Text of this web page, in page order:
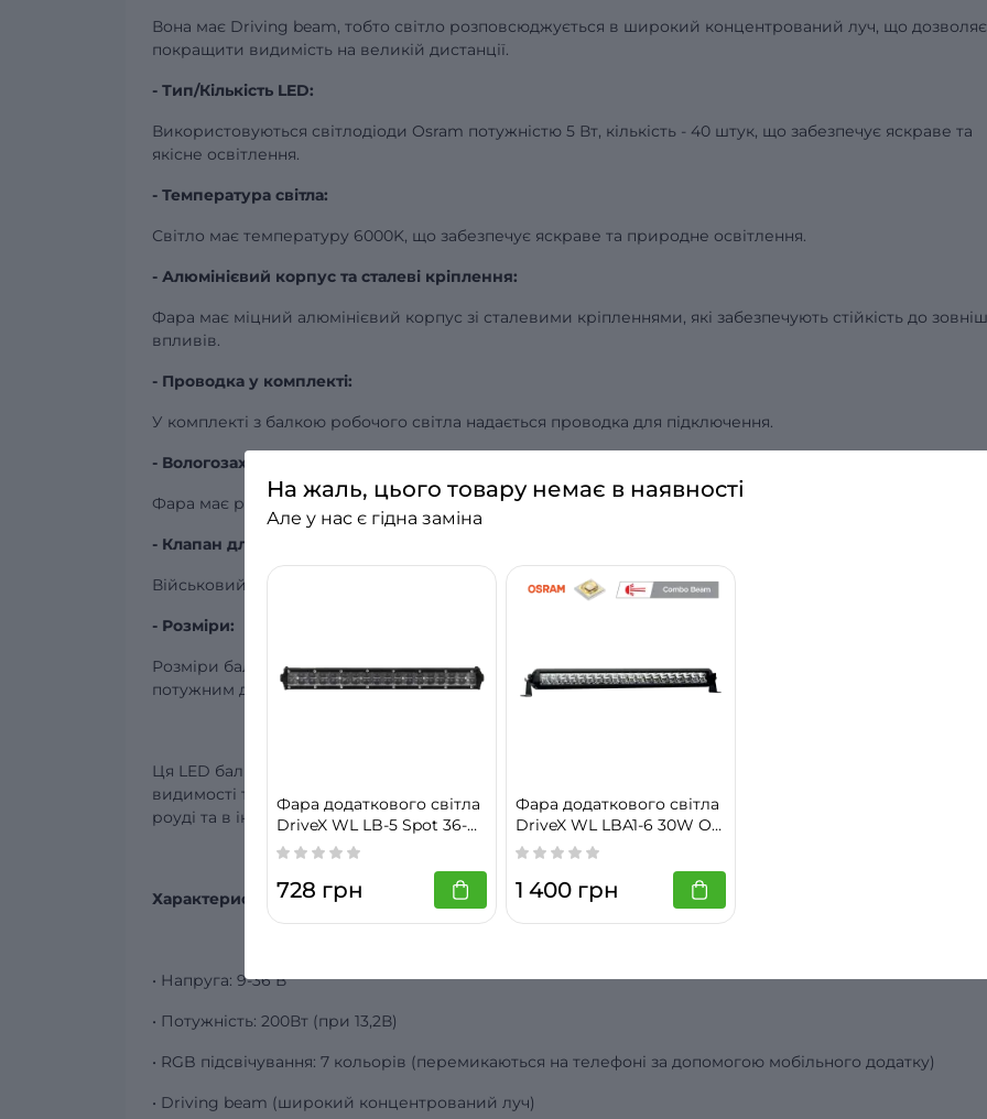
Вона має Driving beam, тобто світло розповсюджується в широкий концентрований луч, що дозволяє
покращити видимість на великій дистанції.
- Тип/Кількість LED:
Використовуються світлодіоди Osram потужністю 5 Вт, кількість - 40 штук, що забезпечує яскраве та
якісне освітлення.
- Температура світла:
Світло має температуру 6000K, що забезпечує яскраве та природне освітлення.
- Алюмінієвий корпус та сталеві кріплення:
Фара має міцний алюмінієвий корпус зі сталевими кріпленнями, які забезпечують стійкість до
впливів.
- Проводка у комплекті:
У комплекті з балкою робочого світла надається проводка для підключення.
- Вологозахист:
Фара має рівень вологозахисту IP68, що гарантує захист від вологи та пилу.
- Клапан для відведення вологи (MIL - Military standard):
Військовий стандарт забезпечує надійний вологозахист та захист від вологи.
- Розміри:
Розміри балки становлять 1065 х 35 х 67 мм (ширина x висота x глибина), що робить її великим та
потужним джерелом світла.
Ця LED балка з різнокольоровим підсвічуванням і Driving beam ідеально підходить для покращення
видимості та створення різноманітного освітлення в різних умовах, таких як водіння у нічну пору, в
роуді та в інших ситуаціях.
Характеристики:
• Напруга: 9-36 В
• Потужність: 200Вт (при 13,2В)
• RGB підсвічування: 7 кольорів (перемикаються на телефоні за допомогою мобільного додатку)
• Driving beam (широкий концентрований луч)
На жаль, цього товару немає в наявності
Але у нас є гідна заміна
Фара додаткового світла
DriveX WL LB-5 Spot 36-
375mm Серія - робоче
728 грн
Фара додаткового світла
DriveX WL LBA1-6 30W Osr
Combo Серія - робоче
1 400 грн